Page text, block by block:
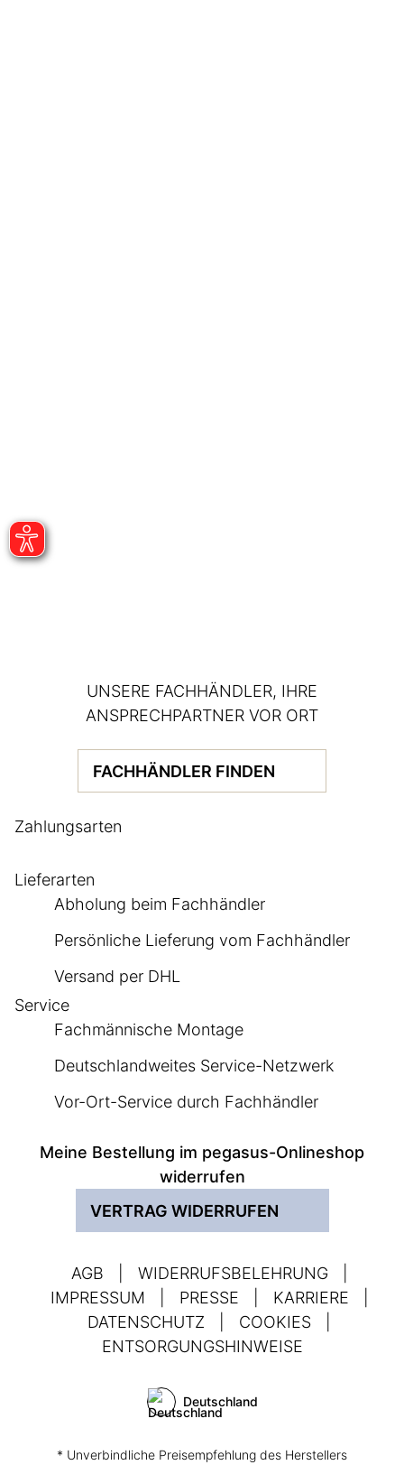
UNSERE FACHHÄNDLER, IHRE
ANSPRECHPARTNER VOR ORT
FACHHÄNDLER FINDEN
Zahlungsarten
Lieferarten
Abholung beim Fachhändler
Persönliche Lieferung vom Fachhändler
Versand per DHL
Service
Fachmännische Montage
Deutschlandweites Service-Netzwerk
Vor-Ort-Service durch Fachhändler
Meine Bestellung im pegasus-Onlineshop
widerrufen
VERTRAG WIDERRUFEN
AGB WIDERRUFSBELEHRUNG
IMPRESSUM
PRESSE KARRIERE
DATENSCHUTZ
COOKIES
ENTSORGUNGSHINWEISE
Deutschland
* Unverbindliche Preisempfehlung des Herstellers